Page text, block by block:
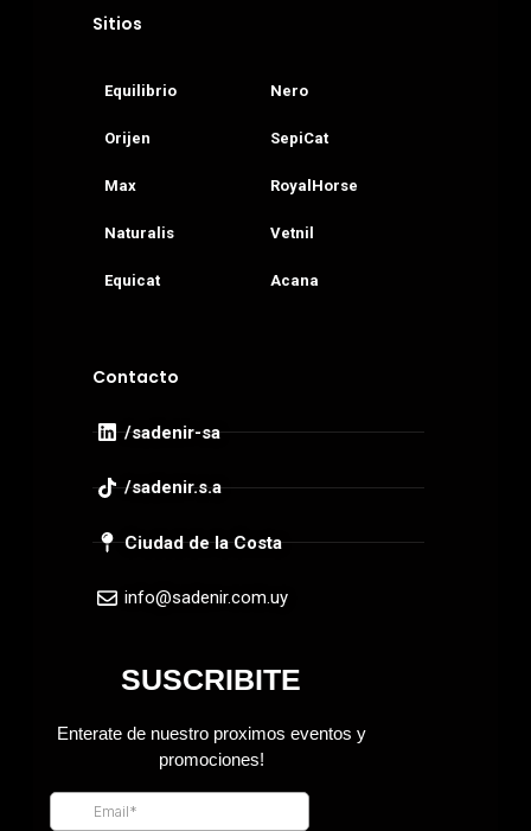
Sitios
Equilibrio
Orijen
Max
Naturalis
Equicat
Nero
SepiCat
RoyalHorse
Vetnil
Acana
Contacto
/sadenir-sa
/sadenir.s.a
Ciudad de la Costa
info@sadenir.com.uy